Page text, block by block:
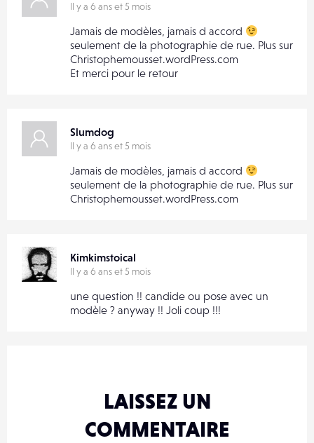
Il y a 6 ans et 5 mois
Jamais de modèles, jamais d accord
seulement de la photographie de rue. Plus sur
Christophemousset.wordPress.com
Et merci pour le retour
Slumdog
Il y a 6 ans et 5 mois
Jamais de modèles, jamais d accord
seulement de la photographie de rue. Plus sur
Christophemousset.wordPress.com
Kimkimstoical
Il y a 6 ans et 5 mois
une question !! candide ou pose avec un
modèle ? anyway !! Joli coup !!!
LAISSEZ UN
COMMENTAIRE